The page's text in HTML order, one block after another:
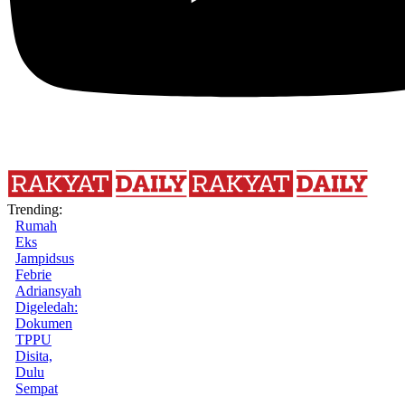
Trending:
Rumah
Eks
Jampidsus
Febrie
Adriansyah
Digeledah:
Dokumen
TPPU
Disita,
Dulu
Sempat